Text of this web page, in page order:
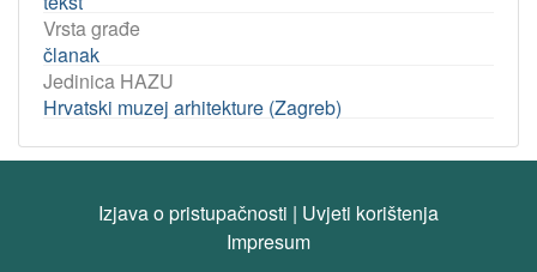
Vrsta građe
članak
Jedinica HAZU
Hrvatski muzej arhitekture (Zagreb)
Izjava o pristupačnosti | Uvjeti korištenja
Impresum